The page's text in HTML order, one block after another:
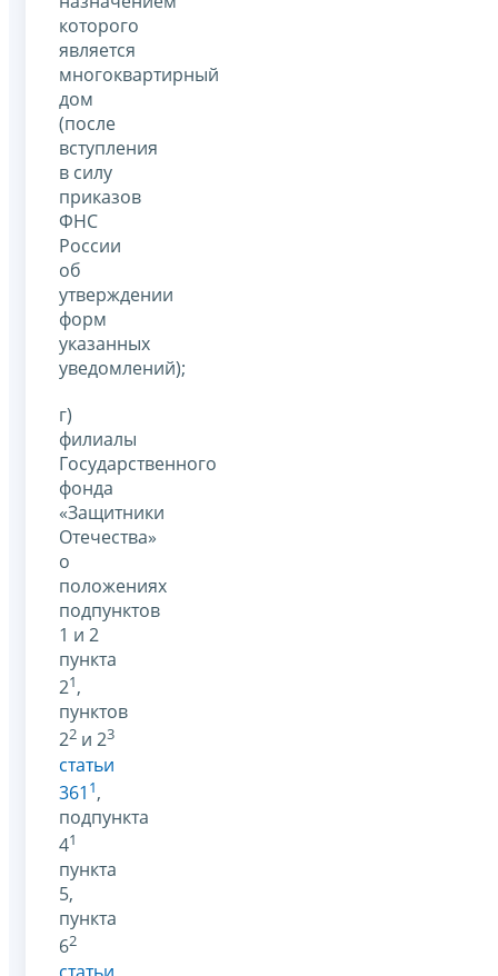
которого
является
многоквартирный
дом
(после
вступления
в силу
приказов
ФНС
России
об
утверждении
форм
указанных
уведомлений);
г)
филиалы
Государственного
фонда
«Защитники
Отечества»
о
положениях
подпунктов
1 и 2
пункта
21,
пунктов
22 и 23
статьи
361 1,
подпункта
41
пункта
5,
пункта
62